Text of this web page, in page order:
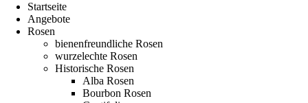
Startseite
Angebote
Rosen
bienenfreundliche Rosen
wurzelechte Rosen
Historische Rosen
Alba Rosen
Bourbon Rosen